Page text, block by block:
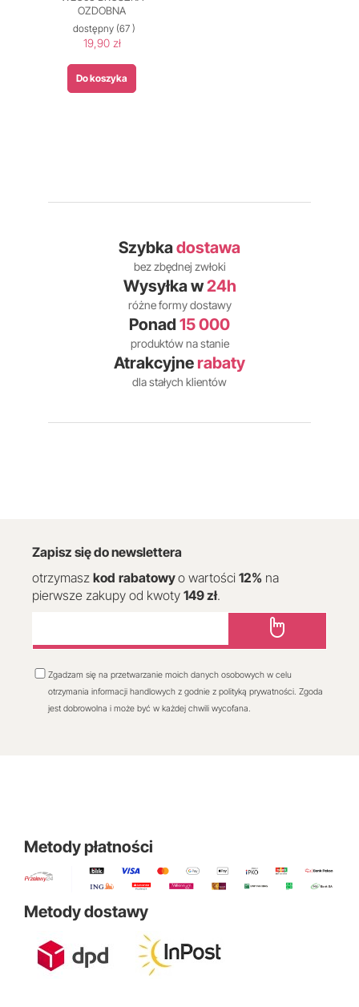
OZDOBNA
dostępny(67 )
19,90 zł
Do koszyka
Szybkadostawa
bez zbędnej zwłoki
Wysyłka w24h
różne formy dostawy
Ponad 15 000
produktów na stanie
Atrakcyjne rabaty
dla stałych klientów
Zapisz się do newslettera
otrzymasz kod rabatowyo wartości 12% na
pierwsze zakupy od kwoty 149 zł.
Zgadzam się na przetwarzanie moich danych osobowych w celu
otrzymania informacji handlowych z godnie z polityką prywatności. Zgoda
jest dobrowolna i może być w każdej chwili wycofana.
Metody płatności
Metody dostawy